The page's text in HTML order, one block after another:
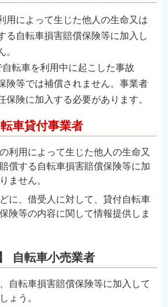
用によって生じた他人の生命又は
る自転車損害賠償保険等に加入し
。
転車を利用中に起こした事故
険等では補償されません。事業者
保険に加入する必要があります。
転車貸付事業者
利用によって生じた他人の生命又
償する自転車損害賠償保険等に加
ません。
に、借受人に対して、貸付自転車
険等の内容に関して情報提供しま
自転車小売業者
自転車損害賠償保険等に加入して
ょう。